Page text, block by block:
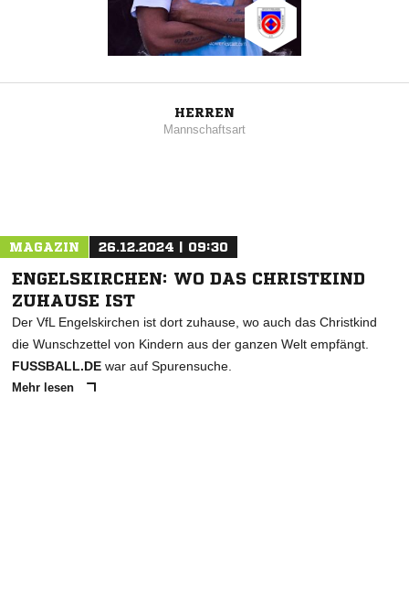
HERREN
Mannschaftsart
MAGAZIN 26.12.2024 | 09:30
ENGELSKIRCHEN: WO DAS CHRISTKIND
ZUHAUSE IST
Der VfL Engelskirchen ist dort zuhause, wo auch das Christkind
die Wunschzettel von Kindern aus der ganzen Welt empfängt.
FUSSBALL.DE war auf Spurensuche.
Mehr lesen